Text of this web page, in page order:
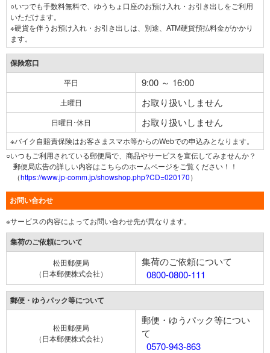
○いつでも手数料無料で、ゆうちょ口座のお預け入れ・お引き出しをご利用
いただけます。
※硬貨を伴うお預け入れ・お引き出しは、別途、ATM硬貨預払料金がかかり
ます。
保険窓口
平日 9:00 ～ 16:00
土曜日 お取り扱いしません
日曜日･休日 お取り扱いしません
※バイク自賠責保険はお客さまスマホ等からのWebでの申込みとなります。
○いつもご利用されている郵便局で、商品やサービスを宣伝してみませんか？
郵便局広告の詳しい内容はこちらのホームページをご覧ください！！
（https://www.jp-comm.jp/showshop.php?CD=020170）
お問い合わせ
※サービスの内容によってお問い合わせ先が異なります。
集荷のご依頼について
松田郵便局
（日本郵便株式会社）
集荷のご依頼について
0800-0800-111
郵便・ゆうパック等について
松田郵便局
（日本郵便株式会社）
郵便・ゆうパック等につい
て
0570-943-863